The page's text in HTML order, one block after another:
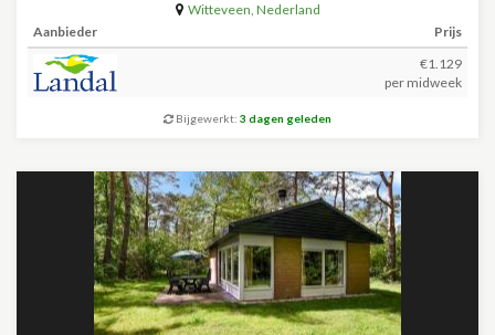
Witteveen, Nederland
Aanbieder
Prijs
€1.129
per midweek
Bijgewerkt: 3 dagen geleden